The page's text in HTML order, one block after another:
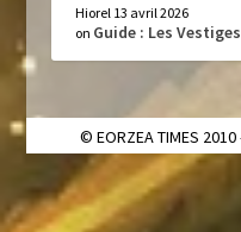
Hiorel 13 avril 2026
on Guide : Les
© EORZEA TIMES